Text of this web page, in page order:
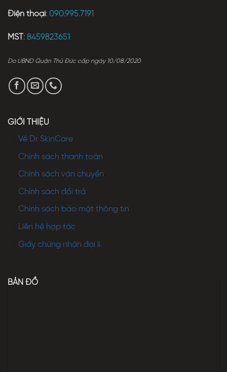
Điện thoại: 090.995.7191
MST : 8459823651
Do UBND Quận Thủ Đức cấp ngày 10/08/2020
GIỚI THIỆU
Về Dr SkinCare
Chính sách thanh toán
Chính sách vận chuyển
Chính sách đổi trả
Chính sách bảo mật thông tin
Liên hệ hợp tác
Giấy chứng nhận đại lí
BẢN ĐỒ